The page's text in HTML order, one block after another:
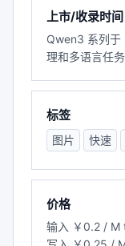
上市/收录时间
Qwen3 系列于
理和多语言任务
标签
图片 快速
价格
输入 ￥0.2 / M